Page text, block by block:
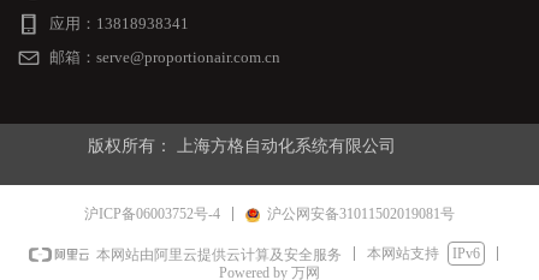
应用： 13818938341
邮箱： serve@proportionair.com.cn
版权所有： 上海方格自动化系统有限公司
沪ICP备06003752号-4 沪公网安备31011502019081号
本网站由阿里云提供云计算及安全服务 本网站支持
IPv6
Powered by 万网